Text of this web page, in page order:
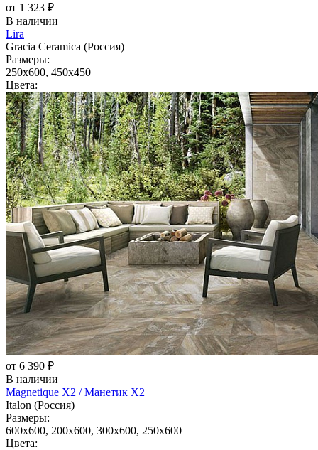
от 1 323 ₽
В наличии
Lira
Gracia Ceramica (Россия)
Размеры:
250x600, 450x450
Цвета:
от 6 390 ₽
В наличии
Magnetique X2 / Манетик Х2
Italon (Россия)
Размеры:
600x600, 200x600, 300x600, 250x600
Цвета: